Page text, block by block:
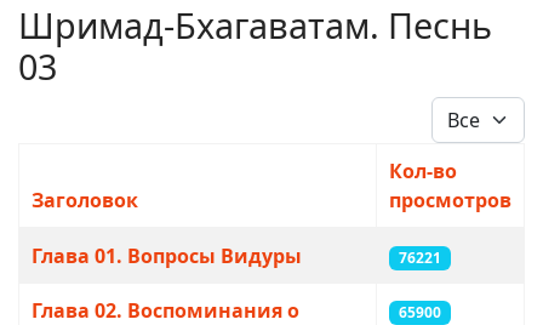
Шримад-Бхагаватам. Песнь
03
Кол-во
Заголовок
Кол-во
просмотров
Глава 01. Вопросы Видуры 76221
Глава 02. Воспоминания о
65900